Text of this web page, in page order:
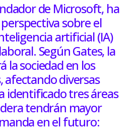
de Microsoft, ha
sobre el
artificial (IA)
Según Gates, la
la sociedad en los
afectando diversas
identificado tres áreas
tendrán mayor
en el futuro: